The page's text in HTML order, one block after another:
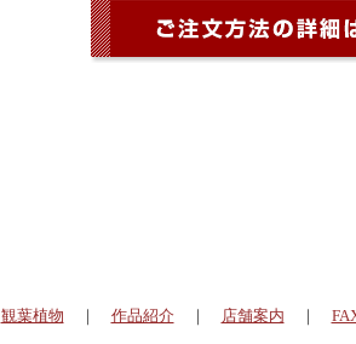
観葉植物 ｜ 作品紹介｜ 店舗案内 ｜